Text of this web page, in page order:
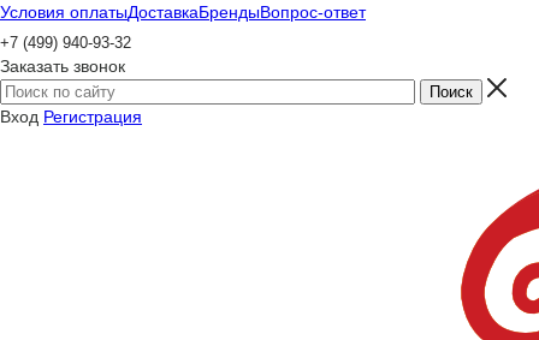
Условия оплатыДоставкаБрендыВопрос-ответ
+7 (499) 940-93-32
Заказать звонок
Вход Регистрация